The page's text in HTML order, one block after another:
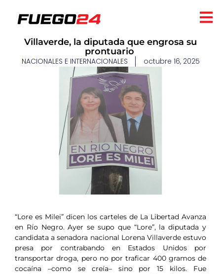
Villaverde, la diputada que engrosa su
prontuario
NACIONALES E INTERNACIONALES octubre 16, 2025
“Lore es Milei” dicen los carteles de La Libertad Avanza
en Río Negro. Ayer se supo que “Lore”, la diputada y
candidata a senadora nacional Lorena Villaverde estuvo
presa por contrabando en Estados Unidos por
transportar droga, pero no por traficar 400 gramos de
cocaína –como se creía– sino por 15 kilos. Fue